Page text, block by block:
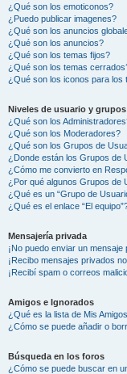
¿Qué son los emoticonos?
¿Puedo publicar imagenes?
¿Qué son los anuncios
¿Qué son los anuncios?
¿Qué son los temas fijos?
¿Qué son los temas
¿Qué son los iconos para los
Niveles de usuario y grupos
¿Qué son los
¿Qué son los Moderadores?
¿Qué son los Grupos de
¿Donde están los Grupos de
¿Cómo me convierto en
¿Por qué algunos Grupos de
¿Qué es un “Grupo de
¿Qué es el enlace “El
Mensajería privada
¡No puedo enviar un mensaje
¡Recibo mensajes privados
¡Recibí spam o correos
Amigos e Ignorados
¿Qué es la lista de Mis
¿Cómo se puede añadir o
Búsqueda en los foros
¿Cómo se puede buscar en